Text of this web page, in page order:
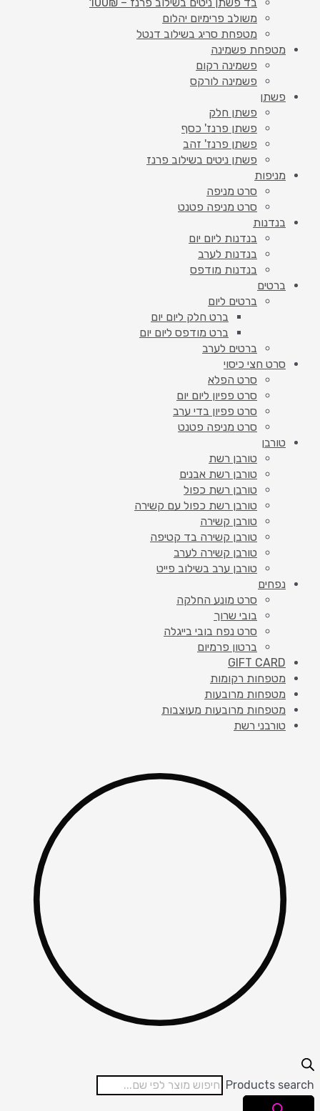
משולב פרימיום יהלום
מטפחת סריג בשילוב דנטל
מטפחת פשמינה
פשמינה רקום
פשמינה לורקס
פשתן
פשתן חלק
פשתן פרנז' כסף
פשתן פרנז' זהב
פשתן ניטים בשילוב פרנז
מניפות
סרט מניפה
סרט מניפה פטנט
בנדנות
בנדנות ליום יום
בנדנות לערב
בנדנות מודפס
ברטים
ברטים ליום
ברט חלק ליום יום
ברט מודפס ליום יום
ברטים לערב
סרט חצי כיסוי
סרט הפלא
סרט פפיון ליום יום
סרט פפיון בדי ערב
סרט מניפה פטנט
טורבן
טורבן רשת
טורבן רשת אבנים
טורבן רשת כפול
טורבן רשת כפול עם קשירה
טורבן קשירה
טורבן קשירה בד קטיפה
טורבן קשירה לערב
טורבן ערב בשילוב פייט
נפחים
סרט מונע החלקה
בובי שרוך
סרט נפח בובי בייגלה
ברטון פרמיום
GIFT CARD
מטפחות רקומות
מטפחות מרובעות
מטפחות מרובעות מעוצבות
טורבני רשת
Products search